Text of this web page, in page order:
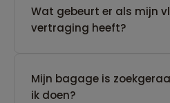
Wat gebeurt er als mijn
vertraging heeft?
Mijn bagage is
ik doen?